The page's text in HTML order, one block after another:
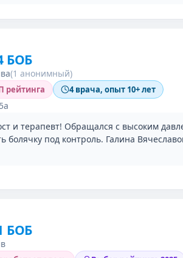
БОБ
(1 анонимный)
рейтинга 4 врача, опыт 10+ лет
и терапевт! Обращался с высоким
болячку под контроль. Галина
БОБ